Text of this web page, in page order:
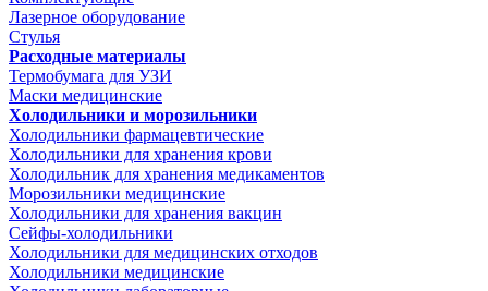
Лазерное оборудование
Стулья
Расходные материалы
Термобумага для УЗИ
Маски медицинские
Холодильники и морозильники
Холодильники фармацевтические
Холодильники для хранения крови
Холодильник для хранения медикаментов
Морозильники медицинские
Холодильники для хранения вакцин
Сейфы-холодильники
Холодильники для медицинских отходов
Холодильники медицинские